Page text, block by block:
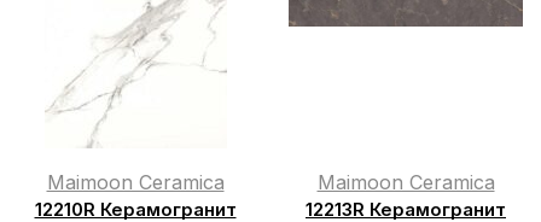
Maimoon Ceramica
12210R Керамогранит
Maimoon Ceramica
12213R Керамогранит